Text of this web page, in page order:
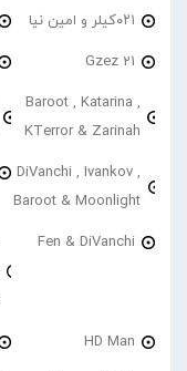
۰۲۱کیلر و امین نیا
21 Gzez
Baroot , Katarina ,
KTerror & Zarinah
DiVanchi , Ivankov ,
Baroot & Moonlight
Fen & DiVanchi
HD Man